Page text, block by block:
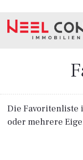
Die Favoritenliste
oder mehrere